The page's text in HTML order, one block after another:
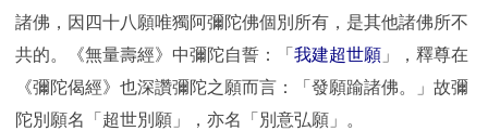
諸佛，因四十八願唯獨阿彌陀佛個別所有，是其他諸佛所不
共的。《無量壽經》中彌陀自誓：「 我建超世願 」，釋尊在
《彌陀偈經》也深讚彌陀之願而言：「 發願踰諸佛。
」故彌
陀別願名「超世別願」，亦名「別意弘願」。